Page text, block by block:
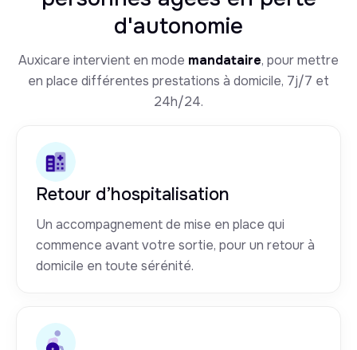
d'autonomie
Auxicare intervient en mode mandataire, pour mettre
en place différentes prestations à domicile, 7j/7 et
24h/24.
Retour d’hospitalisation
Un accompagnement de mise en place qui
commence avant votre sortie, pour un retour à
domicile en toute sérénité.